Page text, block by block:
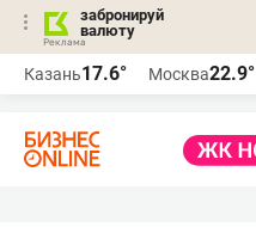
забронируй
валюту
Казань17.6° Москва22.9°